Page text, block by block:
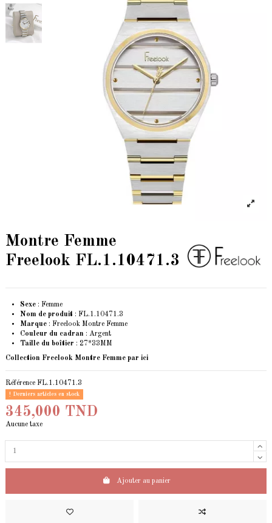
Montre Femme
Freelook FL.1.10471.3
Sexe : Femme
Nom de produit : FL.1.10471.3
Marque : Freelook Montre Femme
Couleur du cadran : Argent
Taille du boîtier : 27*33MM
Collection Freelook Montre Femme par ici
Référence FL.1.10471.3
Derniers articles en stock
345,000 TND
Aucune taxe
Ajouter au panier